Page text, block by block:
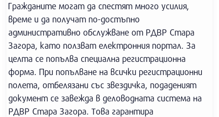
Гражданите могат да спестят много усилия,
време и да получат по-достъпно
административно обслужване от РДВР Стара
Загора, като ползват електронния портал. За
целта се попълва специална регистрационна
форма. При попълване на всички регистрационни
полета, отбелязани със звездичка, подаденият
документ се завежда в деловодната система на
РДВР Стара Загора. Това гарантира